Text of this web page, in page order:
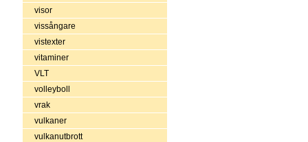
visor
vissångare
vistexter
vitaminer
VLT
volleyboll
vrak
vulkaner
vulkanutbrott